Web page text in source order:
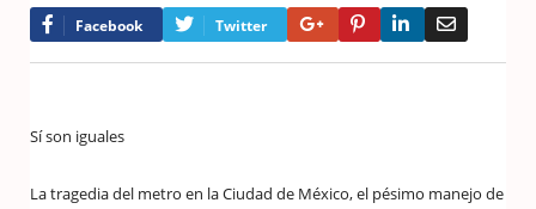
Facebook Twitter Google+PinterestLinkedIn
Sí son iguales
La tragedia del metro en la Ciudad de México, el pésimo manejo de